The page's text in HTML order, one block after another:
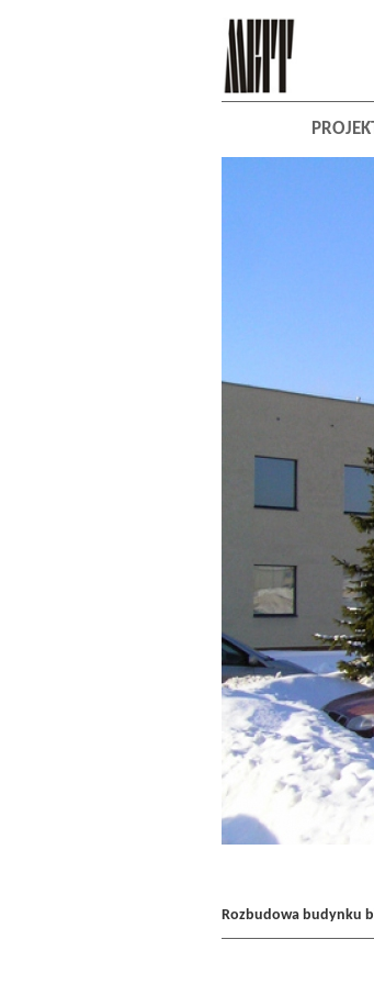
Rozbudowa budynku